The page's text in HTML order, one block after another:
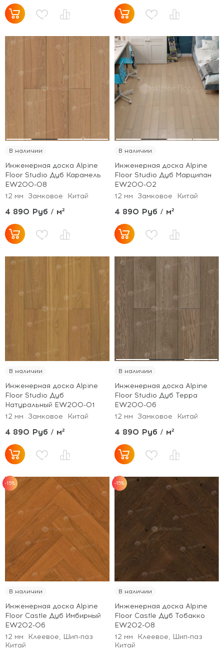
В наличии
Инженерная доска Alpine
Floor Studio Дуб Карамель
EW200-08
12 мм
Замковое Китай
4 890 Руб / м²
В наличии
Инженерная доска Alpine
Floor Studio Дуб Марципан
EW200-02
12 мм
Замковое Китай
4 890 Руб / м²
В наличии
Инженерная доска Alpine
Floor Studio Дуб
Натуральный EW200-01
12 мм
Замковое Китай
4 890 Руб / м²
В наличии
Инженерная доска Alpine
Floor Studio Дуб Терра
EW200-06
12 мм
Замковое Китай
4 890 Руб / м²
-15%
В наличии
Инженерная доска Alpine
Floor Castle Дуб Имбирный
EW202-06
12 мм
Клеевое, Шип-паз
Китай
-15%
В наличии
Инженерная доска Alpine
Floor Castle Дуб Тобакко
EW202-08
12 мм
Клеевое, Шип-паз
Китай